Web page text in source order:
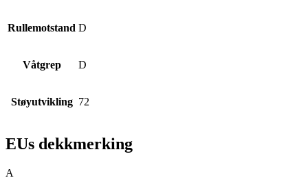
Rullemotstand D
Våtgrep D
Støyutvikling 72
EUs dekkmerking
A